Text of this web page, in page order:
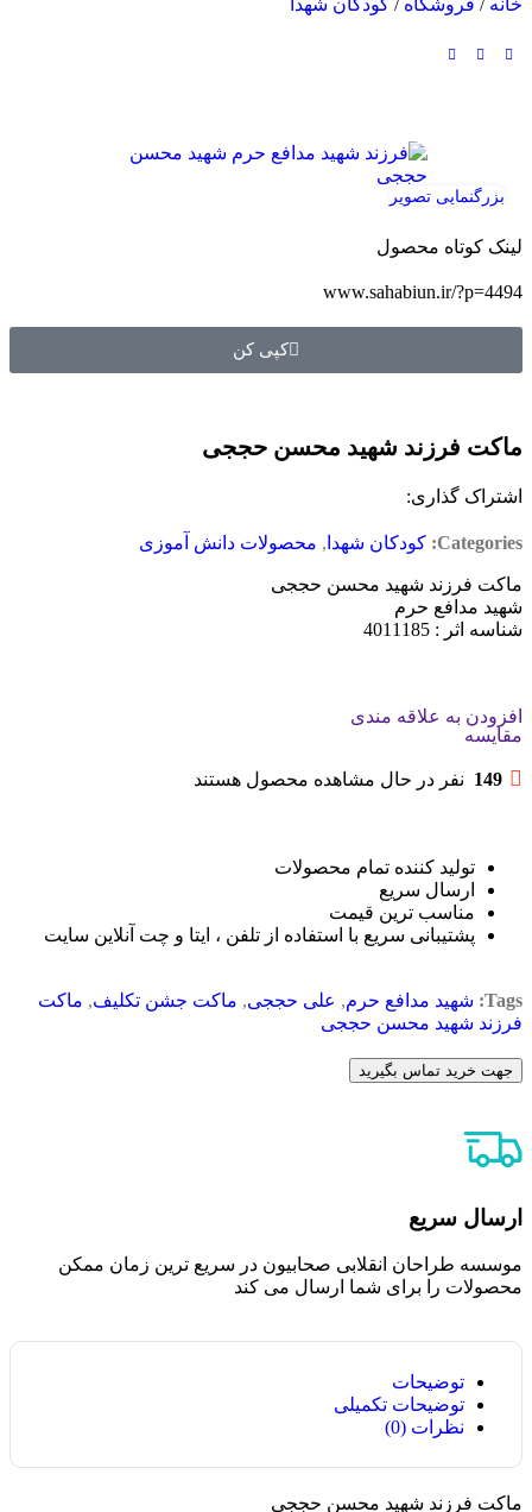
خانه/ فروشگاه/ کودکان شهدا
بزرگنمایی تصویر
لینک کوتاه محصول
www.sahabiun.ir/?p=4494
کپی کن
ماکت فرزند شهید محسن حججی
اشتراک گذاری:
Categories: کودکان شهدا , محصولات دانش آموزی
ماکت فرزند شهید محسن حججی
شهید مدافع حرم
شناسه اثر : 4011185
افزودن به علاقه مندی
مقایسه
149 نفر در حال مشاهده محصول هستند
تولید کننده تمام محصولات
ارسال سریع
مناسب ترین قیمت
پشتیبانی سریع با استفاده از تلفن ، ایتا و چت آنلاین سایت
Tags: شهید مدافع حرم, علی حججی, ماکت جشن تکلیف, ماکت
فرزند شهید محسن حججی
جهت خرید تماس بگیرید
ارسال سریع
موسسه طراحان انقلابی صحابیون در سریع ترین زمان ممکن
محصولات را برای شما ارسال می کند
توضیحات
توضیحات تکمیلی
نظرات (0)
ماکت فرزند شهید محسن حججی